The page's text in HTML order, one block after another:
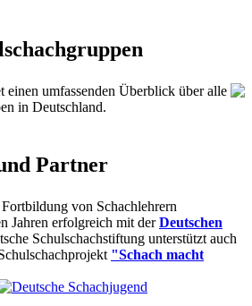
einen umfassenden Überblick über alle
in Deutschland.
Partner
von Schachlehrern
Jahren erfolgreich mit derDeutschen
Schulschachstiftung unterstützt auch
"Schach macht